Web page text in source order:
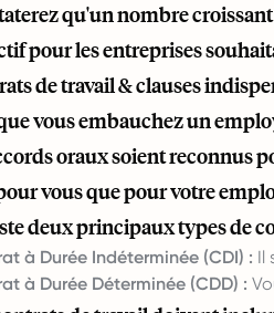
qu'un nombre
pour les entreprises
de travail & clauses
vous embauchez un
oraux soient reconnus
vous que pour votre
deux principaux types de
à Durée Indéterminée (CDI) : Il
à Durée Déterminée (CDD) :